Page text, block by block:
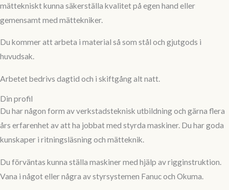
mättekniskt kunna säkerställa kvalitet på egen hand eller
gemensamt med mättekniker.
Du kommer att arbeta i material så som stål och gjutgods i
huvudsak.
Arbetet bedrivs dagtid och i skiftgång alt natt.
Din profil
Du har någon form av verkstadsteknisk utbildning och gärna flera
års erfarenhet av att ha jobbat med styrda maskiner. Du har goda
kunskaper i ritningsläsning och mätteknik.
Du förväntas kunna ställa maskiner med hjälp av rigginstruktion.
Vana i något eller några av styrsystemen Fanuc och Okuma.